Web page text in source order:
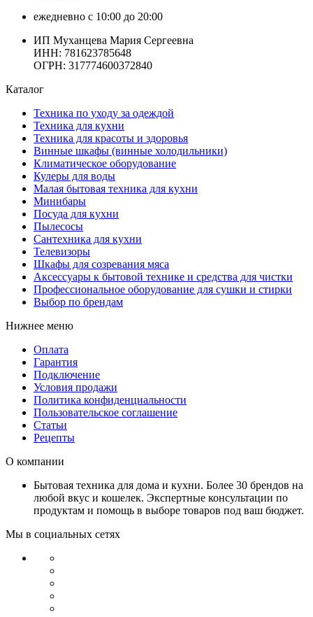
ежедневно с 10:00 до 20:00
ИП Муханцева Мария Сергеевна
ИНН: 781623785648
ОГРН: 317774600372840
Каталог
Техника по уходу за одеждой
Техника для кухни
Техника для красоты и здоровья
Винные шкафы (винные холодильники)
Климатическое оборудование
Кулеры для воды
Малая бытовая техника для кухни
Минибары
Посуда для кухни
Пылесосы
Сантехника для кухни
Телевизоры
Шкафы для созревания мяса
Аксессуары к бытовой технике и средства для чистки
Профессиональное оборудование для сушки и стирки
Выбор по брендам
Нижнее меню
Оплата
Гарантия
Подключение
Условия продажи
Политика конфиденциальности
Пользовательское соглашение
Статьи
Рецепты
О компании
Бытовая техника для дома и кухни. Более 30 брендов на
любой вкус и кошелек. Экспертные консультации по
продуктам и помощь в выборе товаров под ваш бюджет.
Мы в социальных сетях